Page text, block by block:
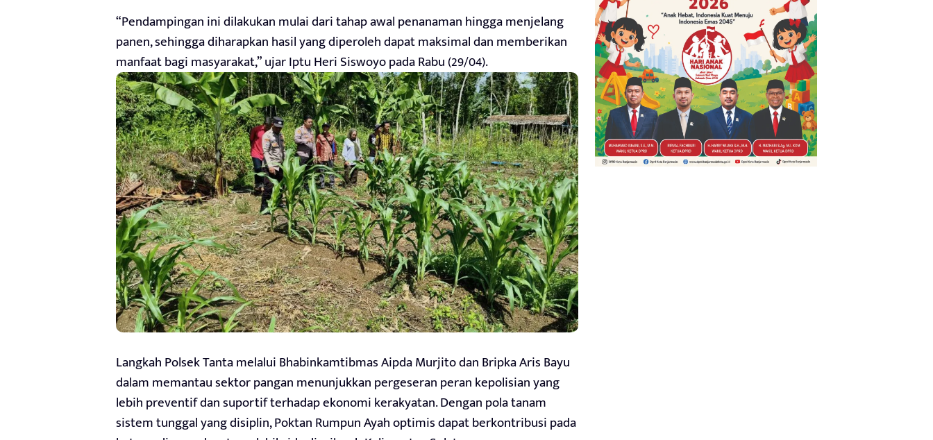
“Pendampingan ini dilakukan mulai dari tahap awal penanaman hingga menjelang
panen, sehingga diharapkan hasil yang diperoleh dapat maksimal dan memberikan
manfaat bagi masyarakat,” ujar Iptu Heri Siswoyo pada Rabu (29/04).
Langkah Polsek Tanta melalui Bhabinkamtibmas Aipda Murjito dan Bripka Aris Bayu
dalam memantau sektor pangan menunjukkan pergeseran peran kepolisian yang
lebih preventif dan suportif terhadap ekonomi kerakyatan. Dengan pola tanam
sistem tunggal yang disiplin, Poktan Rumpun Ayah optimis dapat berkontribusi pada